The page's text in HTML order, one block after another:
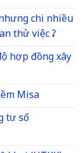
chi nhiều
thử việc ?
hợp đồng xây
Misa
tư số